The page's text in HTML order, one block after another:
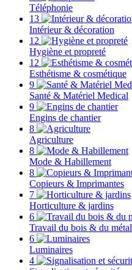
Téléphonie
13
Intérieur & décoration
12
Hygiène et propreté
12
Esthétisme & cosmétique
9
Santé & Matériel Medical
9
Engins de chantier
8
Agriculture
8
Mode & Habillement
8
Copieurs & Imprimantes
7
Horticulture & jardins
6
Travail du bois & du métal
6
Luminaires
4